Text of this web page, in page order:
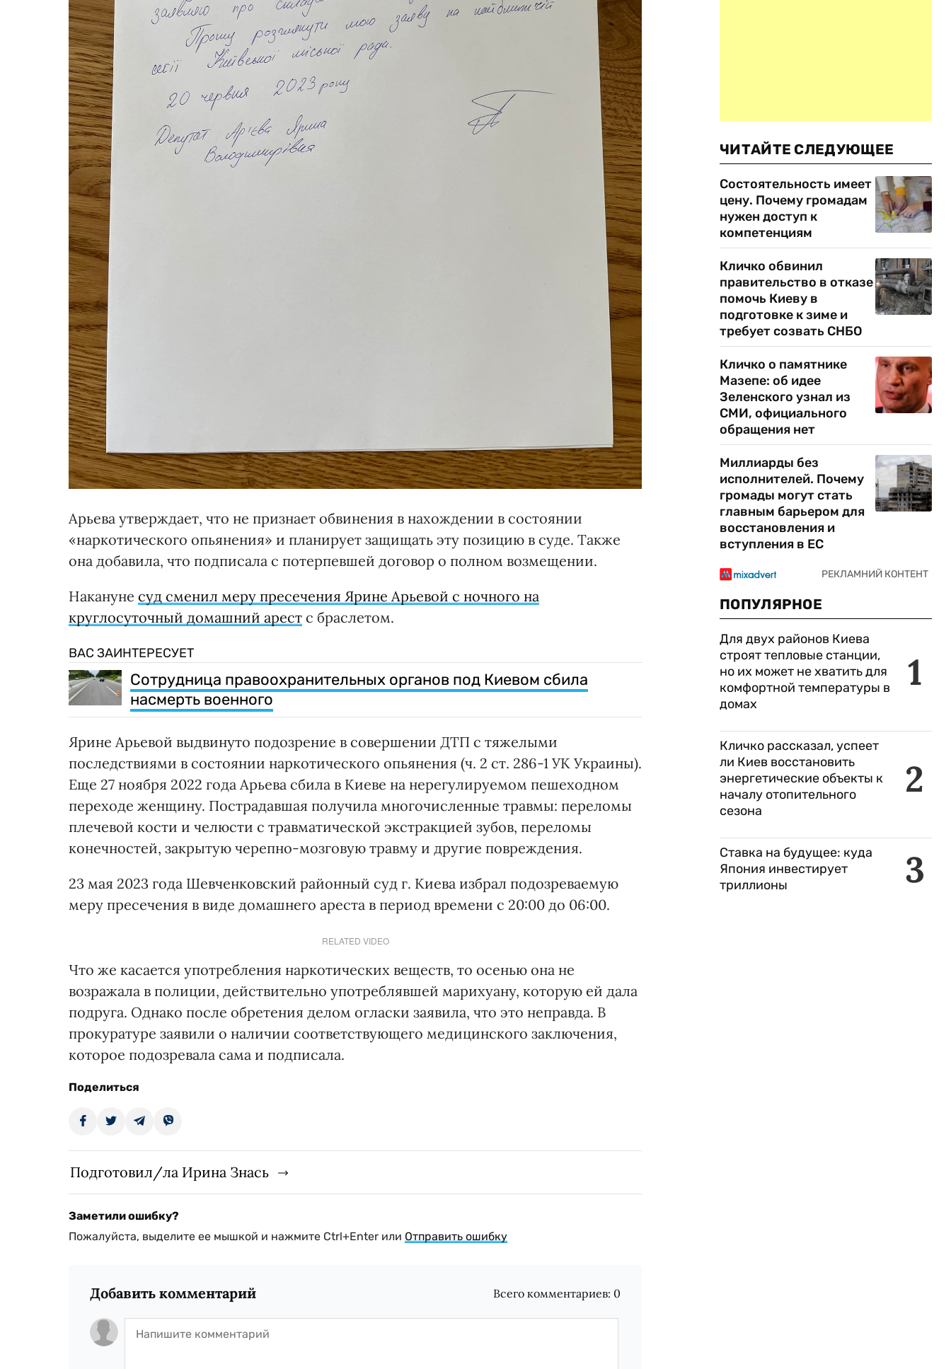
Арьева утверждает, что не признает обвинения в нахождении в состоянии
«наркотического опьянения» и планирует защищать эту позицию в суде. Также
она добавила, что подписала с потерпевшей договор о полном возмещении.
Накануне суд сменил меру пресечения Ярине Арьевой с ночного на
круглосуточный домашний арест с браслетом.
ВАС ЗАИНТЕРЕСУЕТ
Сотрудница правоохранительных органов под Киевом сбила
насмерть военного
Ярине Арьевой выдвинуто подозрение в совершении ДТП с тяжелыми
последствиями в состоянии наркотического опьянения (ч. 2 ст. 286-1 УК Украины).
Еще 27 ноября 2022 года Арьева сбила в Киеве на нерегулируемом пешеходном
переходе женщину. Пострадавшая получила многочисленные травмы: переломы
плечевой кости и челюсти с травматической экстракцией зубов, переломы
конечностей, закрытую черепно-мозговую травму и другие повреждения.
23 мая 2023 года Шевченковский районный суд г. Киева избрал подозреваемую
меру пресечения в виде домашнего ареста в период времени с 20:00 до 06:00.
RELATED VIDEO
Что же касается употребления наркотических веществ, то осенью она не
возражала в полиции, действительно употреблявшей марихуану, которую ей дала
подруга. Однако после обретения делом огласки заявила, что это неправда. В
прокуратуре заявили о наличии соответствующего медицинского заключения,
которое подозревала сама и подписала.
Поделиться
Подготовил/ла Ирина Знась
Заметили ошибку?
Пожалуйста, выделите ее мышкой и нажмите Ctrl+Enter или Отправить ошибку
Добавить комментарий Всего комментариев: 0
ЧИТАЙТЕ СЛЕДУЮЩЕЕ
Состоятельность имеет
цену. Почему громадам
нужен доступ к
компетенциям
Кличко обвинил
правительство в отказе
помочь Киеву в
подготовке к зиме и
требует созвать СНБО
Кличко о памятнике
Мазепе: об идее
Зеленского узнал из
СМИ, официального
обращения нет
Миллиарды без
исполнителей. Почему
громады могут стать
главным барьером для
восстановления и
вступления в ЕС
ПОПУЛЯРНОЕ
1
Для двух районов Киева
строят тепловые станции,
но их может не хватить для
комфортной температуры в
домах
2
Кличко рассказал, успеет
ли Киев восстановить
энергетические объекты к
началу отопительного
сезона
3
Ставка на будущее: куда
Япония инвестирует
триллионы